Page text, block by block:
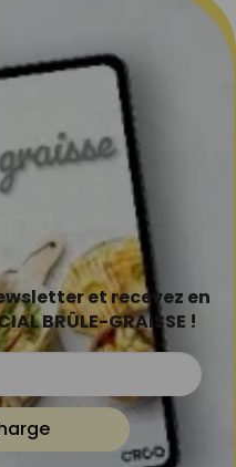
et recevez en
BRÛLE-GRAISSE !